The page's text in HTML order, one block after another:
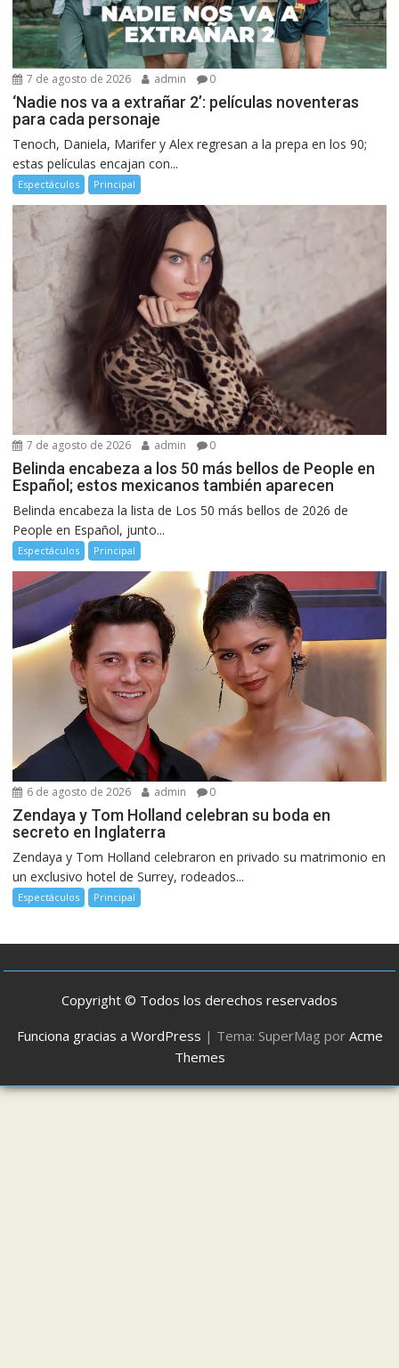
7 de agosto de 2026 admin 0
‘Nadie nos va a extrañar 2’: películas noventeras
para cada personaje
Tenoch, Daniela, Marifer y Alex regresan a la prepa en los 90;
estas películas encajan con...
Espectáculos Principal
7 de agosto de 2026 admin 0
Belinda encabeza a los 50 más bellos de People en
Español; estos mexicanos también aparecen
Belinda encabeza la lista de Los 50 más bellos de 2026 de
People en Español, junto...
Espectáculos Principal
6 de agosto de 2026 admin 0
Zendaya y Tom Holland celebran su boda en
secreto en Inglaterra
Zendaya y Tom Holland celebraron en privado su matrimonio en
un exclusivo hotel de Surrey, rodeados...
Espectáculos Principal
Copyright © Todos los derechos reservados
Funciona gracias a WordPress | Tema: SuperMag por Acme
Themes